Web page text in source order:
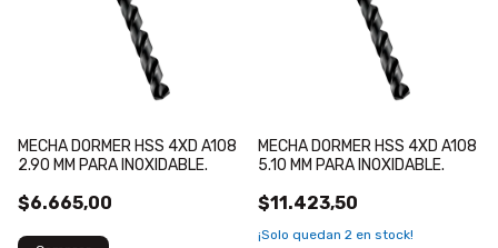
MECHA DORMER HSS 4XD A108
2.90 MM PARA INOXIDABLE.
$6.665,00
MECHA DORMER HSS 4XD A108
5.10 MM PARA INOXIDABLE.
$11.423,50
¡Solo quedan 2 en stock!